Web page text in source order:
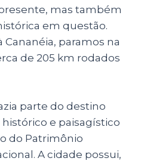
mas também
em questão.
paramos na
de 205 km rodados
parte do destino
e paisagístico
do Patrimônio
A cidade possui,